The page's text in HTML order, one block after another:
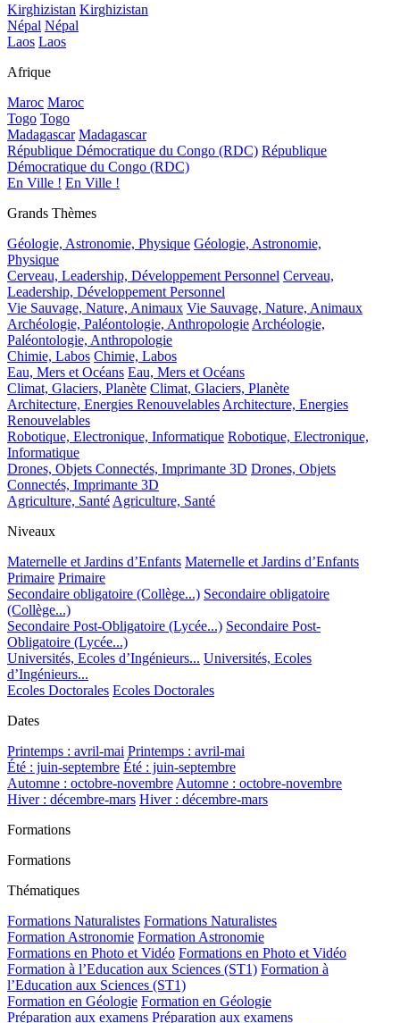
Kirghizistan Kirghizistan
Népal Népal
Laos Laos
Afrique
Maroc Maroc
Togo Togo
Madagascar Madagascar
République Démocratique du Congo (RDC) République
Démocratique du Congo (RDC)
En Ville ! En Ville !
Grands Thèmes
Géologie, Astronomie, Physique Géologie, Astronomie,
Physique
Cerveau, Leadership, Développement Personnel Cerveau,
Leadership, Développement Personnel
Vie Sauvage, Nature, Animaux Vie Sauvage, Nature, Animaux
Archéologie, Paléontologie, Anthropologie Archéologie,
Paléontologie, Anthropologie
Chimie, Labos Chimie, Labos
Eau, Mers et Océans Eau, Mers et Océans
Climat, Glaciers, Planète Climat, Glaciers, Planète
Architecture, Energies Renouvelables Architecture, Energies
Renouvelables
Robotique, Electronique, Informatique Robotique, Electronique,
Informatique
Drones, Objets Connectés, Imprimante 3D Drones, Objets
Connectés, Imprimante 3D
Agriculture, Santé Agriculture, Santé
Niveaux
Maternelle et Jardins d’Enfants Maternelle et Jardins d’Enfants
Primaire Primaire
Secondaire obligatoire (Collège...) Secondaire obligatoire
(Collège...)
Secondaire Post-Obligatoire (Lycée...) Secondaire Post-
Obligatoire (Lycée...)
Universités, Ecoles d’Ingénieurs... Universités, Ecoles
d’Ingénieurs...
Ecoles Doctorales Ecoles Doctorales
Dates
Printemps : avril-mai Printemps : avril-mai
Été : juin-septembre Été : juin-septembre
Automne : octobre-novembre Automne : octobre-novembre
Hiver : décembre-mars Hiver : décembre-mars
Formations
Formations
Thématiques
Formations Naturalistes Formations Naturalistes
Formation Astronomie Formation Astronomie
Formations en Photo et Vidéo Formations en Photo et Vidéo
Formation à l’Education aux Sciences (ST1) Formation à
l’Education aux Sciences (ST1)
Formation en Géologie Formation en Géologie
Préparation aux examens Préparation aux examens